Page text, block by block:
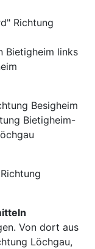
Richtung
Bietigheim links
Besigheim
Bietigheim-
Von dort aus
Löchgau,